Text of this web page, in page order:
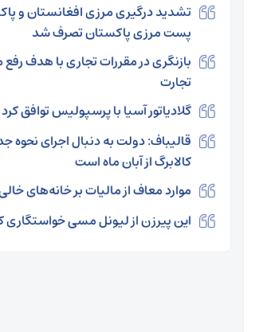
تشدید درگیری مرزی افغانستان و
پست مرزی پاکستان تصرف شد
بازنگری در مقررات تجاری با هدف رفع
تجارت
گلادیاتور آسیا با پرسپولیس توافق کرد
قالیباف: دولت به دنبال اجرای نحوه
کالابرگ از آبان ماه است
موارد معاف از مالیات بر خانه‌های
این پیرزن از لیونل مسی